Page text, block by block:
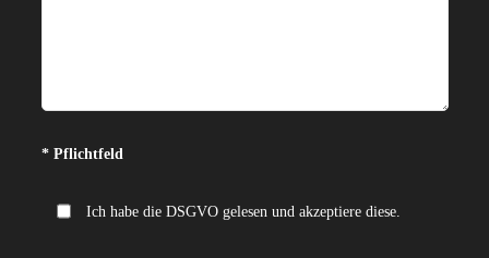
Bitte lasse dieses Feld leer.
* Pflichtfeld
Ich habe die DSGVO gelesen und akzeptiere diese.